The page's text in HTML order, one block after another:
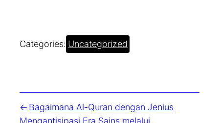
Categories: Uncategorized
Bagaimana Al-Quran dengan Jenius
Mengantisipasi Era Sains melalui